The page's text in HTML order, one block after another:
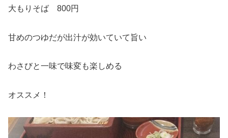
大もりそば 800円
甘めのつゆだが出汁が効いていて旨い
わさびと一味で味変も楽しめる
オススメ！